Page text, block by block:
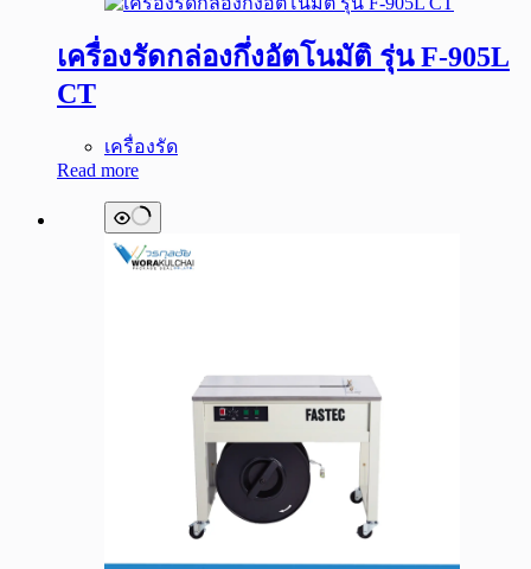
เครื่องรัดกล่องกึ่งอัตโนมัติ รุ่น F-905L
CT
เครื่องรัด
Read more